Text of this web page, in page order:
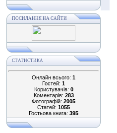
ПОСИЛАННЯ НА САЙТИ
СТАТИСТИКА
Онлайн всього: 1
Гостей: 1
Користувачів: 0
Коментарів: 283
Фотографій: 2005
Статей: 1055
Гостьова книга: 395